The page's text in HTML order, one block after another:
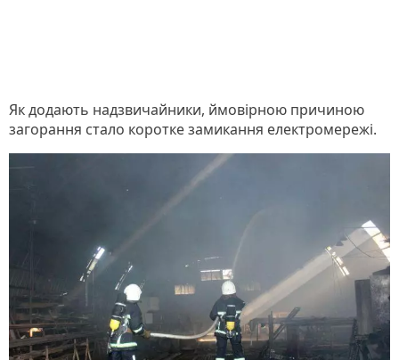
Як додають надзвичайники, ймовірною причиною
загорання стало коротке замикання електромережі.